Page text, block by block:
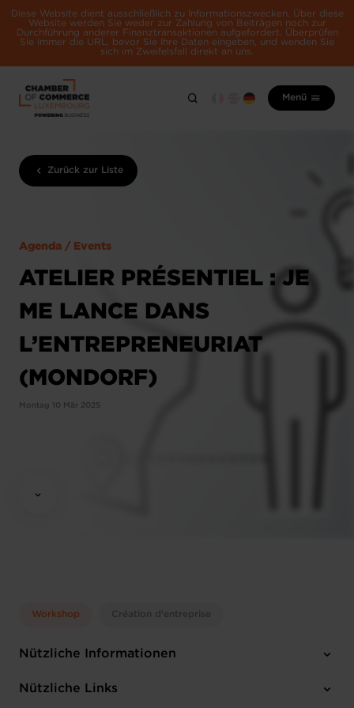
Diese Website dient ausschließlich zu Informationszwecken. Über diese
Website werden Sie weder zur Zahlung von Beiträgen noch zur
Durchführung anderer Finanztransaktionen aufgefordert. Überprüfen
Sie immer die URL, bevor Sie Ihre Daten eingeben, und wenden Sie
sich im Zweifelsfall direkt an uns.
Menü
Zurück zur Liste
Agenda / Events
ATELIER PRÉSENTIEL : JE
ME LANCE DANS
L’ENTREPRENEURIAT
(MONDORF)
Montag 10 Mär 2025
Workshop Création d'entreprise
Nützliche Informationen
Montag 10 Mär 2025
Nützliche Links